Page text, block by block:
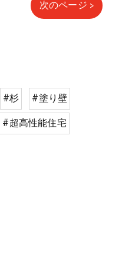
次のページ >
#杉
#塗り壁
#超高性能住宅